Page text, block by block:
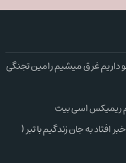
داریم غرق میشیم رامین تجنگی
ریمیکس اسی بیت
افتاد به جان زندگیم با تبر (